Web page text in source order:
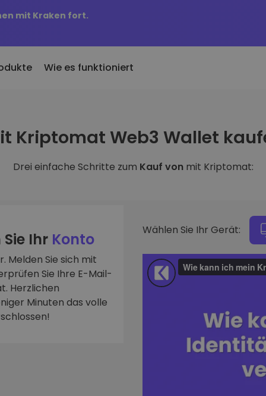
mit Kraken fort.
Kriptomat hinzugefügte
ich für 100 € gekauft
KriptoEarn
Verdienen Sie Prämien für Ihre
Tresor
Intelligente
optimale
Wie es funktioniert
Kriptomat Web3 Wallet
Drei einfache Schritte zum Kauf von mit Kriptomat:
Ihr Konto
Melden Sie sich mit
Sie Ihre E-Mail-
Herzlichen
Minuten das volle
Wählen Sie Ihr Gerät: